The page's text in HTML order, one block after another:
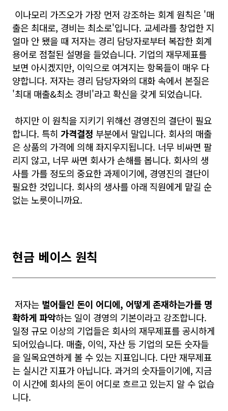
이나모리 가즈오가 가장 먼저 강조하는 회계 원칙은 '매
출은 최대로, 경비는 최소로'입니다. 교세라를 창업한 지
얼마 안 됐을 때 저자는 경리 담당자로부터 복잡한 회계
용어로 점철된 설명을 들었습니다. 기업의 재무제표를
보면 아시겠지만, 이익으로 여겨지는 항목들이 매우 다
양합니다. 저자는 경리 담당자와의 대화 속에서 본질은
'최대 매출&최소 경비'라고 확신을 갖게 되었습니다.
하지만 이 원칙을 지키기 위해선 경영진의 결단이 필요
합니다. 특히 가격결정 부분에서 말입니다. 회사의 매출
은 상품의 가격에 의해 좌지우지됩니다. 너무 비싸면 팔
리지 않고, 너무 싸면 회사가 손해를 봅니다. 회사의 생
사를 가를 정도의 중요한 과제이기에, 경영진의 결단이
필요한 것입니다. 회사의 생사를 아래 직원에게 맡길 순
없는 노릇이니까요.
현금 베이스 원칙
저자는 벌어들인 돈이 어디에, 어떻게 존재하는가를 명
확하게 파악하는 일이 경영의 기본이라고 강조합니다.
일정 규모 이상의 기업들은 회사의 재무제표를 공시하게
되어있습니다. 매출, 이익, 자산 등 기업의 모든 숫자들
을 일목요연하게 볼 수 있는 지표입니다. 다만 재무제표
는 실시간 지표가 아닙니다. 과거의 숫자들이기에, 지금
이 시간에 회사의 돈이 어디로 흐르고 있는지 알 수 없습
니다.